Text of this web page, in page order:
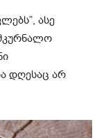
ასე
დღესაც არ